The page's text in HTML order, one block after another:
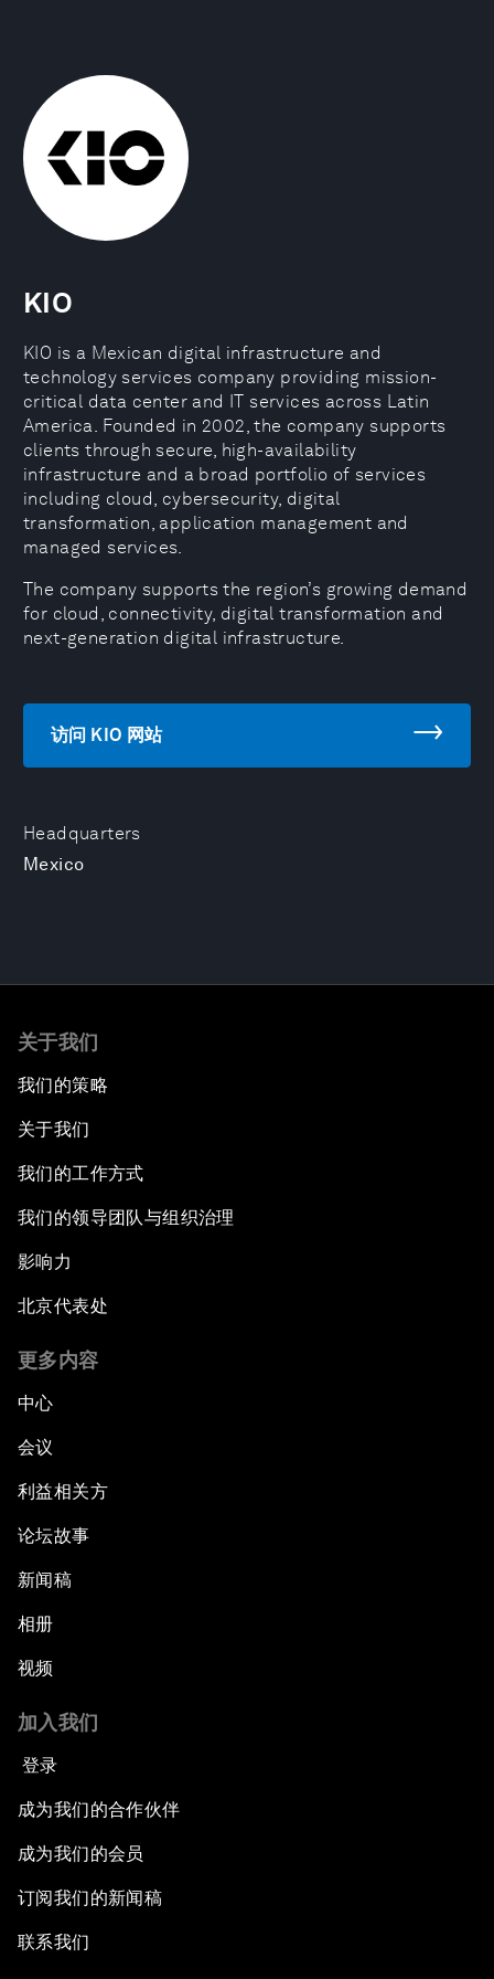
Headquarters
Mexico
KIO
KIO is a Mexican digital infrastructure and
technology services company providing mission-
critical data center and IT services across Latin
America. Founded in 2002, the company supports
clients through secure, high-availability
infrastructure and a broad portfolio of services
including cloud, cybersecurity, digital
transformation, application management and
managed services.
The company supports the region’s growing demand
for cloud, connectivity, digital transformation and
next-generation digital infrastructure.
访问 KIO 网站
关于我们
我们的策略
关于我们
我们的工作方式
我们的领导团队与组织治理
影响力
北京代表处
更多内容
中心
会议
利益相关方
论坛故事
新闻稿
相册
视频
加入我们
登录
成为我们的合作伙伴
成为我们的会员
订阅我们的新闻稿
联系我们